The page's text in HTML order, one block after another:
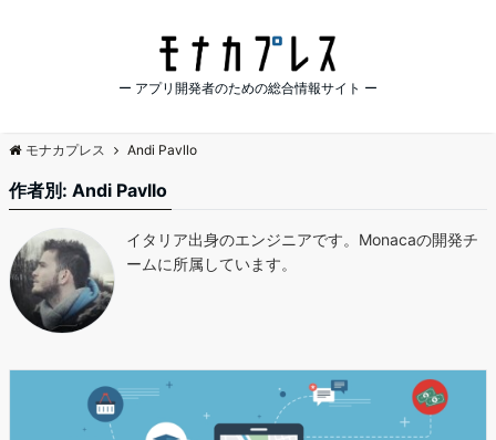
ー アプリ開発者のための総合情報サイト ー
モナカプレス Andi Pavllo
作者別: Andi Pavllo
イタリア出身のエンジニアです。Monacaの開発チ
ームに所属しています。